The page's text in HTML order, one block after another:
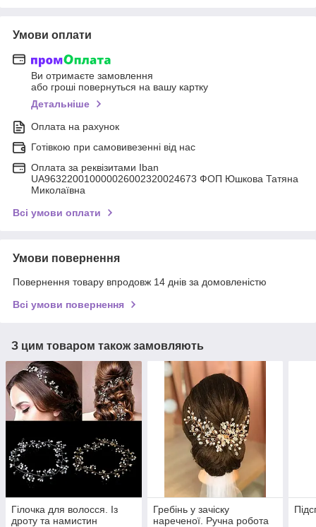
Умови оплати
Ви отримаєте замовлення
або гроші повернуться на вашу картку
Детальніше
Оплата на рахунок
Готівкою при самовивезенні від нас
Оплата за реквізитами Iban
UA963220010000026002320024673 ФОП Юшкова Татяна
Миколаївна
Всі умови оплати
Умови повернення
Повернення товару впродовж 14 днів за домовленістю
Всі умови повернення
З цим товаром також замовляють
Гілочка для волосся. Із
дроту та намистин
Гребінь у зачіску
нареченої. Ручна робота